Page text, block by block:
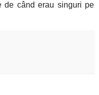
de când erau singuri pe